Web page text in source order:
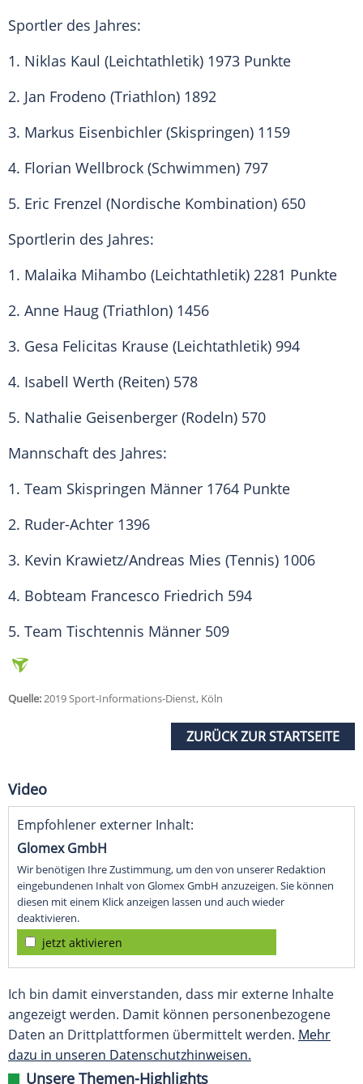
Sportler des Jahres:
1. Niklas Kaul (Leichtathletik) 1973 Punkte
2. Jan Frodeno (Triathlon) 1892
3. Markus Eisenbichler (Skispringen) 1159
4. Florian Wellbrock (Schwimmen) 797
5. Eric Frenzel (Nordische Kombination) 650
Sportlerin des Jahres:
1. Malaika Mihambo (Leichtathletik) 2281 Punkte
2. Anne Haug (Triathlon) 1456
3. Gesa Felicitas Krause (Leichtathletik) 994
4. Isabell Werth (Reiten) 578
5. Nathalie Geisenberger (Rodeln) 570
Mannschaft des Jahres:
1. Team Skispringen Männer 1764 Punkte
2. Ruder-Achter 1396
3. Kevin Krawietz/Andreas Mies (Tennis) 1006
4. Bobteam Francesco Friedrich 594
5. Team Tischtennis Männer 509
Quelle:2019 Sport-Informations-Dienst, Köln
ZURÜCK ZUR STARTSEITE
Video
Empfohlener externer Inhalt:
Glomex GmbH
Wir benötigen Ihre Zustimmung, um den von unserer Redaktion
eingebundenen Inhalt von Glomex GmbH anzuzeigen. Sie können
diesen mit einem Klick anzeigen lassen und auch wieder
deaktivieren.
jetzt aktivieren
Ich bin damit einverstanden, dass mir externe Inhalte
angezeigt werden. Damit können personenbezogene
Daten an Drittplattformen übermittelt werden. Mehr
dazu in unseren Datenschutzhinweisen.
Unsere Themen-Highlights